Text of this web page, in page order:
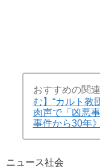
おすすめの関
む】“カルト教
肉声で「凶悪
事件から30年》
ニュース社会